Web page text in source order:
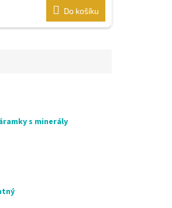
Do košíku
s minerály